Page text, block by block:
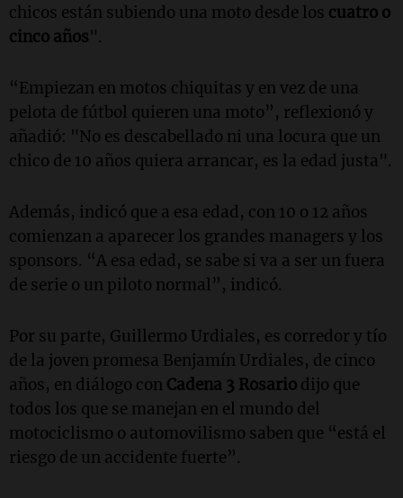
chicos están subiendo una moto desde los cuatro o
cinco años".
“Empiezan en motos chiquitas y en vez de una
pelota de fútbol quieren una moto”, reflexionó y
añadió: "No es descabellado ni una locura que un
chico de 10 años quiera arrancar, es la edad justa".
Además, indicó que a esa edad, con 10 o 12 años
comienzan a aparecer los grandes managers y los
sponsors. “A esa edad, se sabe si va a ser un fuera
de serie o un piloto normal”, indicó.
Por su parte, Guillermo Urdiales, es corredor y tío
de la joven promesa Benjamín Urdiales, de cinco
años, en diálogo con Cadena 3 Rosario dijo que
todos los que se manejan en el mundo del
motociclismo o automovilismo saben que “está el
riesgo de un accidente fuerte”.